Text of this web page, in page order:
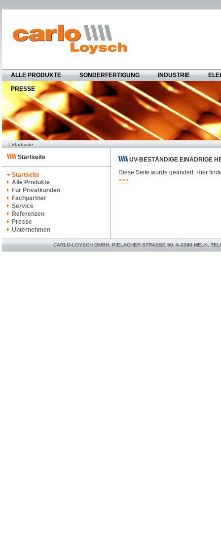
ALLE PRODUKTE SONDERFERTIGUNG INDUSTRIE
PRESSE
Startseite
Startseite
Startseite
Alle Produkte
Für Privatkunden
Fachpartner
Service
Referenzen
Presse
Unternehmen
UV-BESTÄNDIGE EINADRIGE
Diese Seite wurde geändert. Hier
>>>
CARLO-LOYSCH GMBH. PIELACHER STRASSE 50, A-3390 MELK.